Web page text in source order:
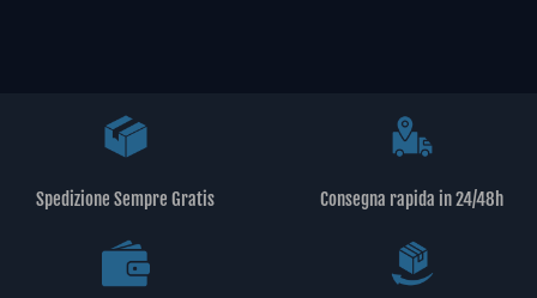
Spedizione Sempre Gratis Consegna rapida in 24/48h